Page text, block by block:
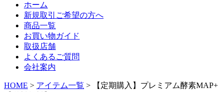
ホーム
新規取引ご希望の方へ
商品一覧
お買い物ガイド
取扱店舗
よくあるご質問
会社案内
HOME > アイテム一覧 >
【定期購入】プレミアム酵素MAP+